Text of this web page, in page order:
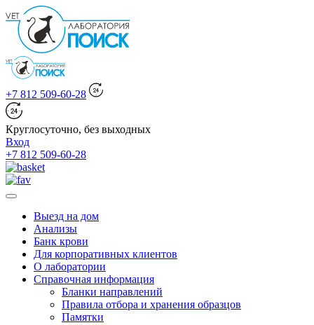
+7 812 509-60-28
Круглосуточно, без выходных
Вход
+7 812 509-60-28
Выезд на дом
Анализы
Банк крови
Для корпоративных клиентов
О лаборатории
Справочная информация
Бланки направлений
Правила отбора и хранения образцов
Памятки